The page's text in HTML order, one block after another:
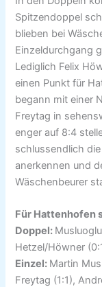
Spitzendoppel
blieben bei
Einzeldurchgang
Lediglich Felix
einen Punkt für
begann mit einer
Freytag in
enger auf 8:4
schlussendlich
anerkennen und
Wäschenbeurer
Für Hattenhofen
Doppel:
Hetzel/Höwner
Einzel: Martin
Freytag (1:1),